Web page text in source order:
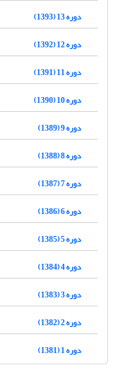
دوره 13 (1393)
دوره 12 (1392)
دوره 11 (1391)
دوره 10 (1390)
دوره 9 (1389)
دوره 8 (1388)
دوره 7 (1387)
دوره 6 (1386)
دوره 5 (1385)
دوره 4 (1384)
دوره 3 (1383)
دوره 2 (1382)
دوره 1 (1381)